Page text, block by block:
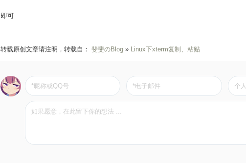
即可
转载原创文章请注明，转载自： 斐斐のBlog» Linux下xterm复制、粘贴